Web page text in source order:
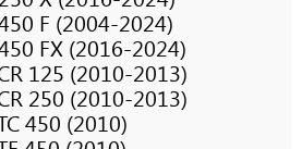
F (2004-2024)
FX (2016-2024)
125 (2010-2013)
250 (2010-2013)
450 (2010)